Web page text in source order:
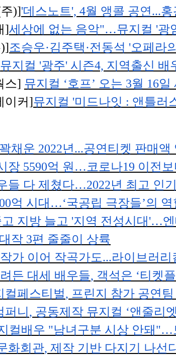
주)]'데스노트', 4월 앵콜 공연...홍
]세상에 없는 음악"…뮤지컬 '광
)]조승우·김주택·전동석 '오페라
뮤지컬 '광주' 시즌4, 지역출신 배
스] 뮤지컬 ‘호프’ 오는 3월 16일
이커 ]뮤지컬 '미드나잇 : 앤틀러
채운 2022년...공연티켓 판매액
장 5590억 원 …코로나19 이전
들 다 제쳤다…2022년 최고 인
억 시대 …‘국공립 극장들’의 역
지방 늘고 '지역 전성시대 '…
작 3편 줄줄이 상륙
가 이어 작곡가도...라이브러리
든 대세 배우들, 객석은 ‘티켓
컬페스티벌, 프린지 참가 공연팀
니 , 공동제작 뮤지컬 ‘앤줄리엣
컬배우 "남녀구분 시상 안돼 "…
화회관, 제작 기반 다지기 나선